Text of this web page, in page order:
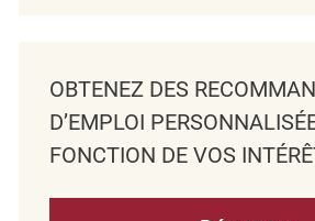
OBTENEZ DES
D’EMPLOI
FONCTION DE VOS